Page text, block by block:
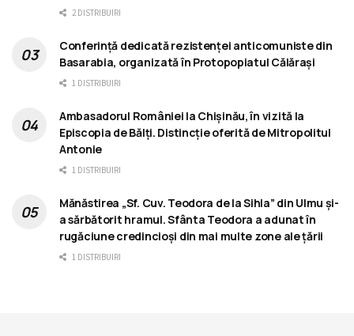
2 DISTRIBUIRI
Conferință dedicată rezistenței anticomuniste din
Basarabia, organizată în Protopopiatul Călărași
1 DISTRIBUIRI
Ambasadorul României la Chișinău, în vizită la
Episcopia de Bălți. Distincție oferită de Mitropolitul
Antonie
1 DISTRIBUIRI
Mănăstirea „Sf. Cuv. Teodora de la Sihla” din Ulmu și-
a sărbătorit hramul. Sfânta Teodora a adunat în
rugăciune credincioși din mai multe zone ale țării
1 DISTRIBUIRI